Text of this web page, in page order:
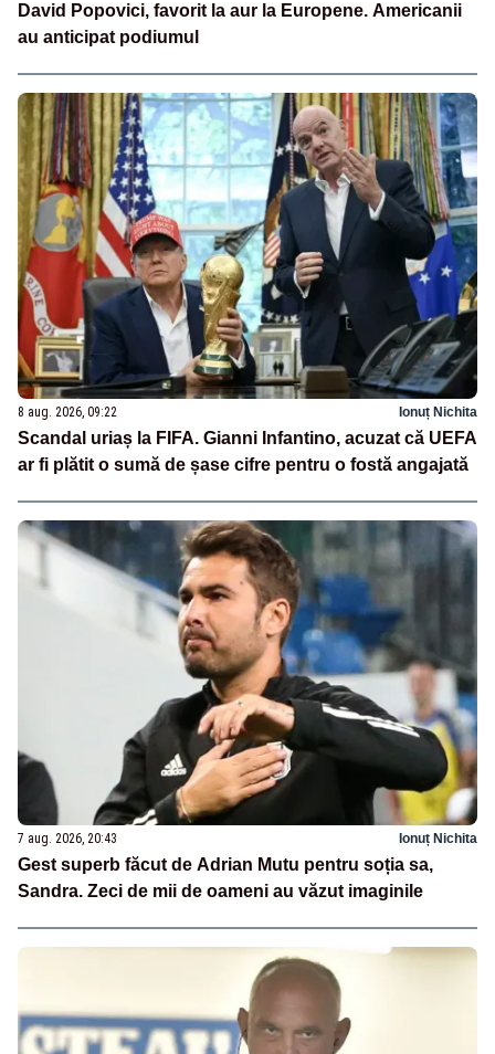
David Popovici, favorit la aur la Europene. Americanii
au anticipat podiumul
8 aug. 2026, 09:22 Ionuț Nichita
Scandal uriaș la FIFA. Gianni Infantino, acuzat că UEFA
ar fi plătit o sumă de șase cifre pentru o fostă angajată
7 aug. 2026, 20:43 Ionuț Nichita
Gest superb făcut de Adrian Mutu pentru soția sa,
Sandra. Zeci de mii de oameni au văzut imaginile